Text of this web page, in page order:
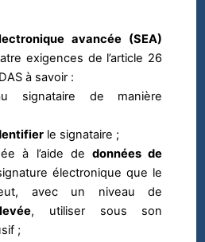
avancée (SEA)
exigences de l’article 26
à savoir :
signataire de manière
le signataire ;
à l’aide dedonnées de
électronique que le
avec un niveau de
, utiliser sous son
;